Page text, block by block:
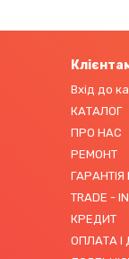
Вхід до
КАТАЛОГ
ПРО НАС
РЕМОНТ
ГАРАНТІЯ
TRADE - IN
КРЕДИТ
ОПЛАТА І